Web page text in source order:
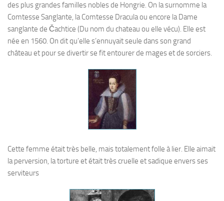
des plus grandes familles nobles de Hongrie. On la surnomme la
Comtesse Sanglante, la Comtesse Dracula ou encore la Dame
sanglante de Čachtice (Du nom du chateau ou elle vécu). Elle est
née en 1560. On dit qu’elle s’ennuyait seule dans son grand
château et pour se divertir se fit entourer de mages et de sorciers.
Cette femme était très belle, mais totalement folle à lier. Elle aimait
la perversion, la torture et était très cruelle et sadique envers ses
serviteurs